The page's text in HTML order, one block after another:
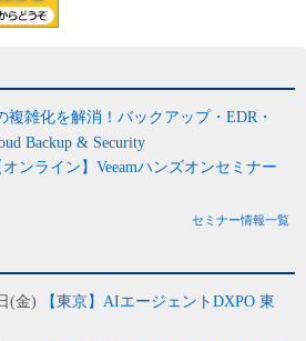
複雑化を解消！バックアップ・EDR・
Backup & Security
オンライン】Veeamハンズオンセミナー
セミナー情報一覧
(金)
【東京】AIエージェントDXPO 東